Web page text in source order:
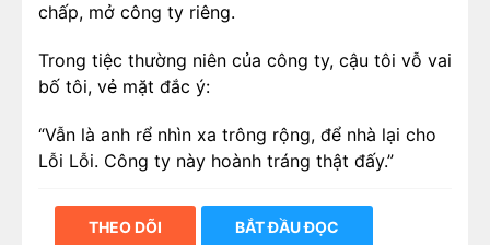
chấp, mở công ty riêng.
Trong tiệc thường niên của công ty, cậu tôi vỗ vai
bố tôi, vẻ mặt đắc ý:
“Vẫn là anh rể nhìn xa trông rộng, để nhà lại cho
Lỗi Lỗi. Công ty này hoành tráng thật đấy.”
Tôi cầm ly rượu, khẽ cười:
THEO DÕI BẮT ĐẦU ĐỌC